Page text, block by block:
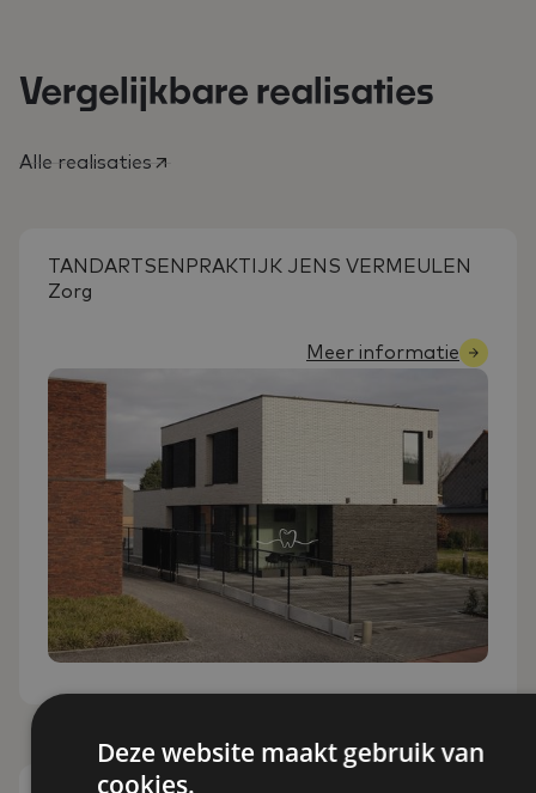
Vergelijkbare realisaties
Alle realisaties
TANDARTSENPRAKTIJK JENS VERMEULEN
Zorg
Meer informatie
Deze website maakt gebruik van
cookies.